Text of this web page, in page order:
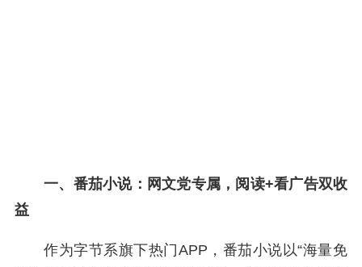
一、番茄小说：网文党专属，阅读+看广告双收
益
作为字节系旗下热门APP，番茄小说以“海量免